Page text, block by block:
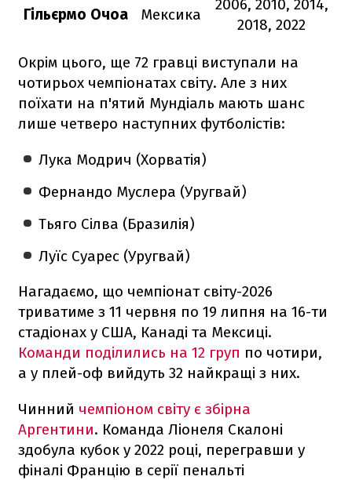
Гільєрмо Очоа Мексика
2006, 2010, 2014,
2018, 2022
Окрім цього, ще 72 гравці виступали на
чотирьох чемпіонатах світу. Але з них
поїхати на п'ятий Мундіаль мають шанс
лише четверо наступних футболістів:
Лука Модрич (Хорватія)
Фернандо Муслера (Уругвай)
Тьяго Сілва (Бразилія)
Луїс Суарес (Уругвай)
Нагадаємо, що чемпіонат світу-2026
триватиме з 11 червня по 19 липня на 16-ти
стадіонах у США, Канаді та Мексиці.
Команди поділились на 12 груп по чотири,
а у плей-оф вийдуть 32 найкращі з них.
Чинний чемпіоном світу є збірна
Аргентини. Команда Ліонеля Скалоні
здобула кубок у 2022 році, перегравши у
фіналі Францію в серії пенальті